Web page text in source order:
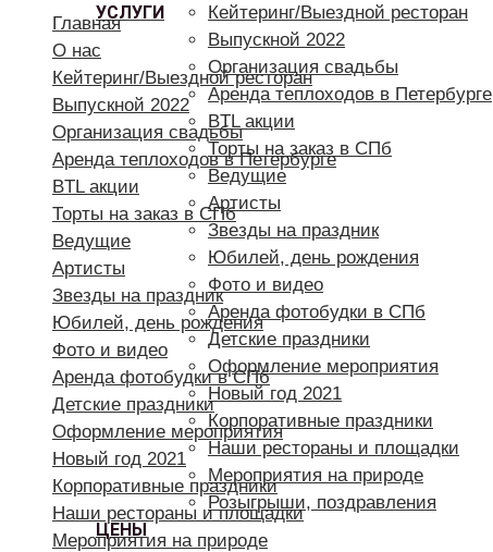
УСЛУГИ
Кейтеринг/Выездной ресторан
Выпускной 2022
Организация свадьбы
Аренда теплоходов в Петербурге
BTL акции
Торты на заказ в СПб
Ведущие
Артисты
Звезды на праздник
Юбилей, день рождения
Фото и видео
Аренда фотобудки в СПб
Детские праздники
Оформление мероприятия
Новый год 2021
Корпоративные праздники
Наши рестораны и площадки
Мероприятия на природе
Розыгрыши, поздравления
ЦЕНЫ
Главная
О нас
Кейтеринг/Выездной ресторан
Выпускной 2022
Организация свадьбы
Аренда теплоходов в Петербурге
BTL акции
Торты на заказ в СПб
Ведущие
Артисты
Звезды на праздник
Юбилей, день рождения
Фото и видео
Аренда фотобудки в СПб
Детские праздники
Оформление мероприятия
Новый год 2021
Корпоративные праздники
Наши рестораны и площадки
Мероприятия на природе